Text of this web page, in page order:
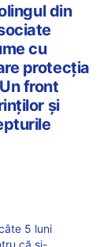
din
cu
protecția
front
și
5 luni
că și-